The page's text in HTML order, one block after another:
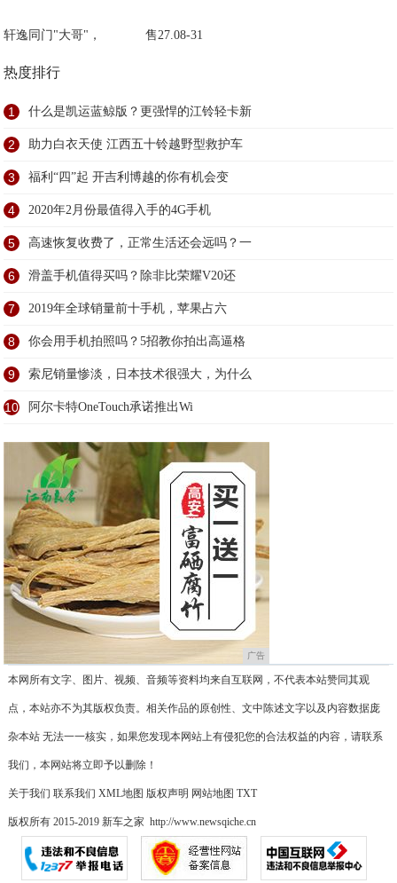
轩逸同门"大哥"， 售27.08-31
热度排行
1 什么是凯运蓝鲸版？更强悍的江铃轻卡新
2 助力白衣天使 江西五十铃越野型救护车
3 福利“四”起 开吉利博越的你有机会变
4 2020年2月份最值得入手的4G手机
5 高速恢复收费了，正常生活还会远吗？一
6 滑盖手机值得买吗？除非比荣耀V20还
7 2019年全球销量前十手机，苹果占六
8 你会用手机拍照吗？5招教你拍出高逼格
9 索尼销量惨淡，日本技术很强大，为什么
10 阿尔卡特OneTouch承诺推出Wi
广告
本网所有文字、图片、视频、音频等资料均来自互联网，不代表本站赞同其观
点，本站亦不为其版权负责。相关作品的原创性、文中陈述文字以及内容数据庞
杂本站 无法一一核实，如果您发现本网站上有侵犯您的合法权益的内容，请联系
我们，本网站将立即予以删除！
关于我们 联系我们 XML地图 版权声明 网站地图 TXT
版权所有 2015-2019 新车之家 http://www.newsqiche.cn